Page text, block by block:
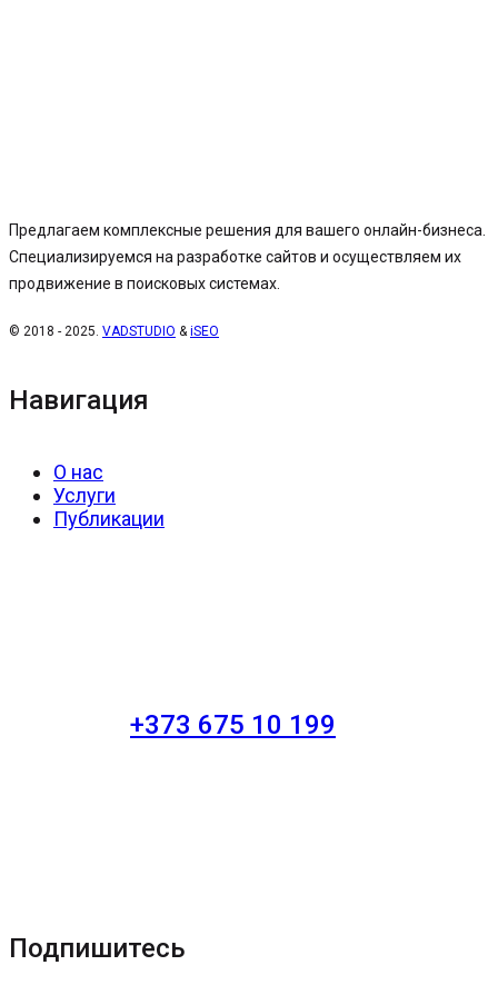
Предлагаем комплексные решения для вашего онлайн-бизнеса.
Специализируемся на разработке сайтов и осуществляем их
продвижение в поисковых системах.
© 2018 - 2025. VADSTUDIO & iSEO
Навигация
О нас
Услуги
Публикации
+373 675 10 199
Подпишитесь